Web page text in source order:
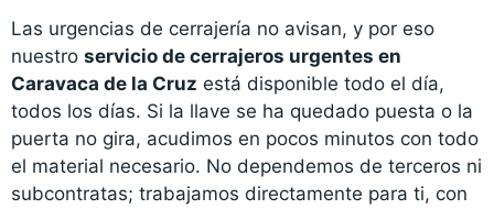
Las urgencias de cerrajería no avisan, y por eso
nuestro servicio de cerrajeros urgentes en
Caravaca de la Cruz está disponible todo el día,
todos los días. Si la llave se ha quedado puesta o la
puerta no gira, acudimos en pocos minutos con todo
el material necesario. No dependemos de terceros ni
subcontratas; trabajamos directamente para ti, con